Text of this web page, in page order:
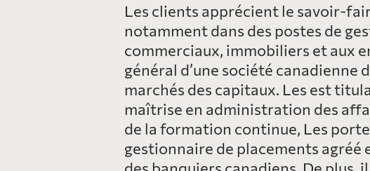
Les clients apprécient le savoir-
notamment dans des postes de
commerciaux, immobiliers et aux
général d’une société canadienne
marchés des capitaux. Les est
maîtrise en administration des
de la formation continue, Les
gestionnaire de placements agréé